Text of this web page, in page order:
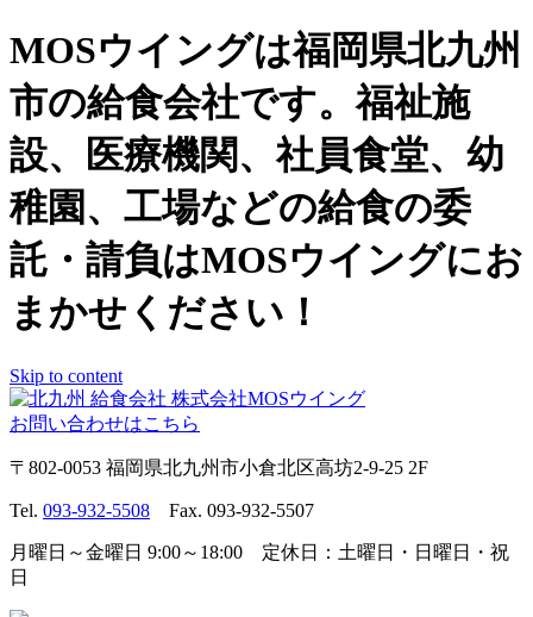
MOSウイングは福岡県北九州
市の給食会社です。福祉施
設、医療機関、社員食堂、幼
稚園、工場などの給食の委
託・請負はMOSウイングにお
まかせください！
Skip to content
お問い合わせはこちら
〒802-0053 福岡県北九州市小倉北区高坊2-9-25 2F
Tel. 093-932-5508 Fax. 093-932-5507
月曜日～金曜日 9:00～18:00 定休日：土曜日・日曜日・祝
日